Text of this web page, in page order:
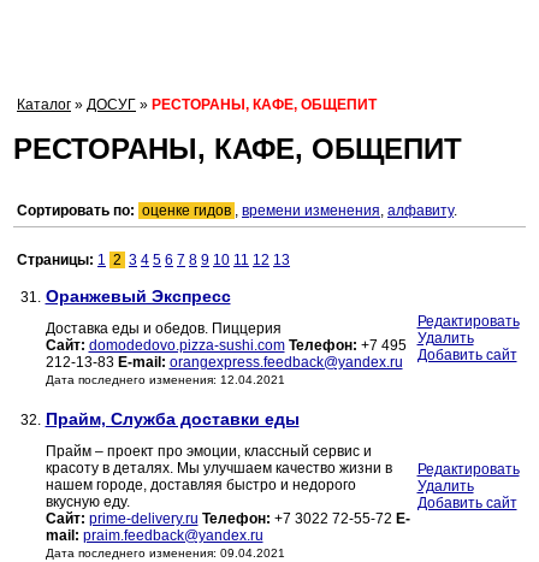
Каталог » ДОСУГ » РЕСТОРАНЫ, КАФЕ, ОБЩЕПИТ
РЕСТОРАНЫ, КАФЕ, ОБЩЕПИТ
Сортировать по: оценке гидов , времени изменения, алфавиту.
Страницы: 1 2 3 4 5 6 7 8 9 10 11 12 13
31. Оранжевый Экспресс
Доставка еды и обедов. Пиццерия
Сайт: domodedovo.pizza-sushi.com Телефон: +7 495
212-13-83 E-mail: orangexpress.feedback@yandex.ru
Дата последнего изменения: 12.04.2021
Редактировать
Удалить
Добавить сайт
32. Прайм, Служба доставки еды
Прайм – проект про эмоции, классный сервис и
красоту в деталях. Мы улучшаем качество жизни в
нашем городе, доставляя быстро и недорого
вкусную еду.
Сайт: prime-delivery.ru Телефон: +7 3022 72-55-72 E-
mail: praim.feedback@yandex.ru
Дата последнего изменения: 09.04.2021
Редактировать
Удалить
Добавить сайт